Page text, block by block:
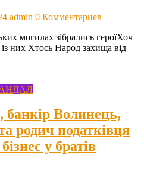
admin 0 Комментариев
могилах зібрались героїХоч
них Хтось Народ захища від
Волинець,
родич податківця
у братів